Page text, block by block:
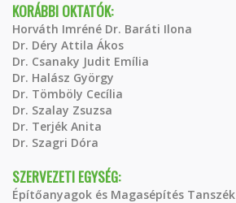
KORÁBBI OKTATÓK:
Horváth Imréné Dr. Baráti Ilona
Dr. Déry Attila Ákos
Dr. Csanaky Judit Emília
Dr. Halász György
Dr. Tömböly Cecília
Dr. Szalay Zsuzsa
Dr. Terjék Anita
Dr. Szagri Dóra
SZERVEZETI EGYSÉG:
Építőanyagok és Magasépítés Tanszék